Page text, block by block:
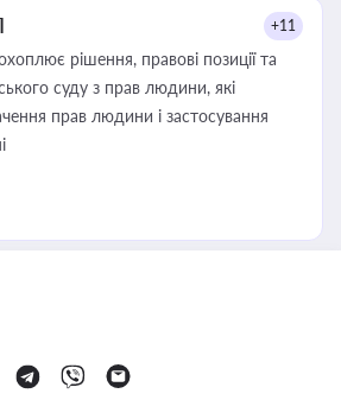
+11
рішення, правові позиції та
суду з прав людини, які
прав людини і застосування